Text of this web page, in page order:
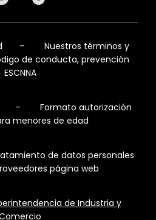
– Nuestros términos y
de conducta, prevención
ESCNNA
Formato autorización
menores de edad
de datos personales
página web
de Industria y